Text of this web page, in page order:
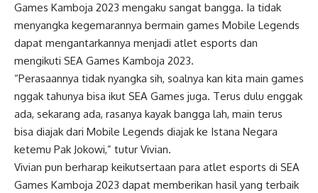
Games Kamboja 2023 mengaku sangat bangga. Ia tidak
menyangka kegemarannya bermain games Mobile Legends
dapat mengantarkannya menjadi atlet esports dan
mengikuti SEA Games Kamboja 2023.
“Perasaannya tidak nyangka sih, soalnya kan kita main games
nggak tahunya bisa ikut SEA Games juga. Terus dulu enggak
ada, sekarang ada, rasanya kayak bangga lah, main terus
bisa diajak dari Mobile Legends diajak ke Istana Negara
ketemu Pak Jokowi,” tutur Vivian.
Vivian pun berharap keikutsertaan para atlet esports di SEA
Games Kamboja 2023 dapat memberikan hasil yang terbaik